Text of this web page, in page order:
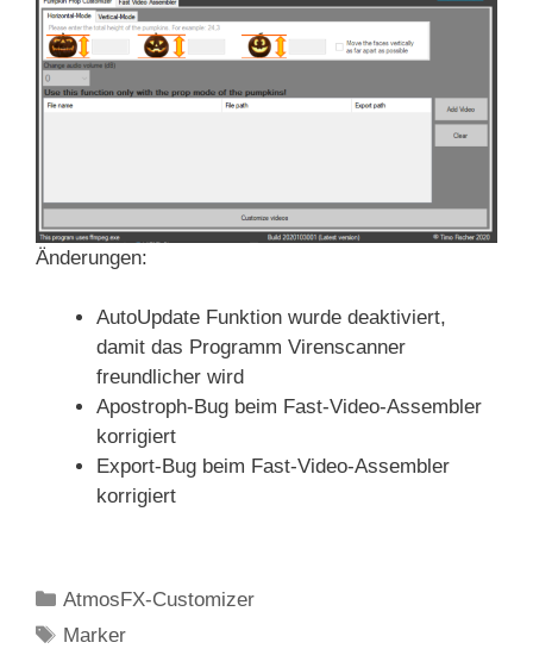
Änderungen:
AutoUpdate Funktion wurde deaktiviert,
damit das Programm Virenscanner
freundlicher wird
Apostroph-Bug beim Fast-Video-Assembler
korrigiert
Export-Bug beim Fast-Video-Assembler
korrigiert
Kategorien
AtmosFX-Customizer
Schlagwörter
Marker